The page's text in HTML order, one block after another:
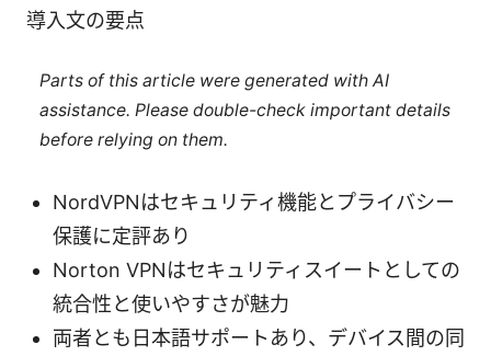
導入文の要点
Parts of this article were generated with AI
assistance. Please double-check important details
before relying on them.
NordVPNはセキュリティ機能とプライバシー
保護に定評あり
Norton VPNはセキュリティスイートとしての
統合性と使いやすさが魅力
両者とも日本語サポートあり、デバイス間の同